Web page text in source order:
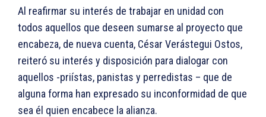
Al reafirmar su interés de trabajar en unidad con
todos aquellos que deseen sumarse al proyecto que
encabeza, de nueva cuenta, César Verástegui Ostos,
reiteró su interés y disposición para dialogar con
aquellos -priístas, panistas y perredistas – que de
alguna forma han expresado su inconformidad de que
sea él quien encabece la alianza.